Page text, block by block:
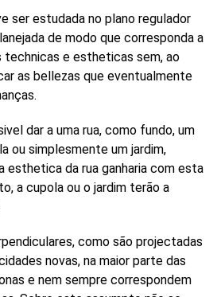
ser estudada no plano regulador
de modo que corresponda a
technicas e estheticas sem, ao
as bellezas que eventualmente
dar a uma rua, como fundo, um
ou simplesmente um jardim,
esthetica da rua ganharia com esta
a cupola ou o jardim terão a
como são projectadas
novas, na maior parte das
e nem sempre correspondem